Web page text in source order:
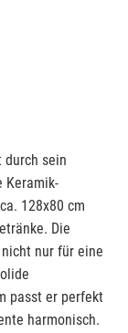
durch sein
Keramik-
128x80 cm
Die
nur für eine
passt er perfekt
harmonisch.